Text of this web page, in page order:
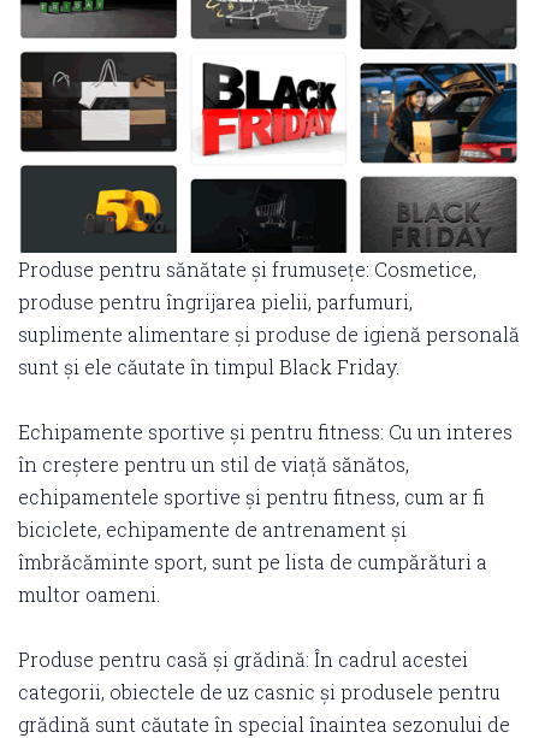
Produse pentru sănătate și frumusețe: Cosmetice,
produse pentru îngrijarea pielii, parfumuri,
suplimente alimentare și produse de igienă personală
sunt și ele căutate în timpul Black Friday.
Echipamente sportive și pentru fitness: Cu un interes
în creștere pentru un stil de viață sănătos,
echipamentele sportive și pentru fitness, cum ar fi
biciclete, echipamente de antrenament și
îmbrăcăminte sport, sunt pe lista de cumpărături a
multor oameni.
Produse pentru casă și grădină: În cadrul acestei
categorii, obiectele de uz casnic și produsele pentru
grădină sunt căutate în special înaintea sezonului de